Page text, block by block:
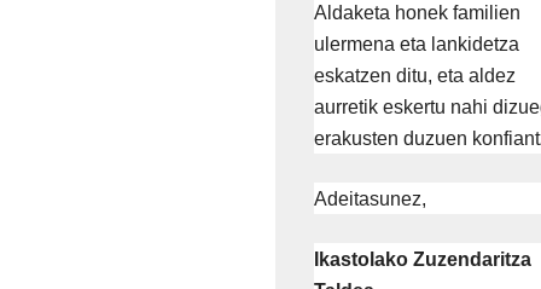
Aldaketa honek familien
ulermena eta lankidetza
eskatzen ditu, eta aldez
aurretik eskertu nahi
erakusten duzuen
Adeitasunez,
Ikastolako Zuzendaritza